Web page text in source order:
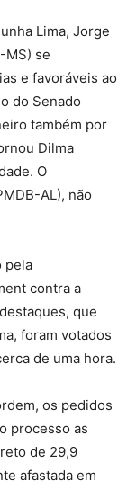
Lima, Jorge
MS) se
e favoráveis ao
do Senado
também por
Dilma
O
AL), não
pela
contra a
que
foram votados
de uma hora.
os pedidos
processo as
de 29,9
afastada em